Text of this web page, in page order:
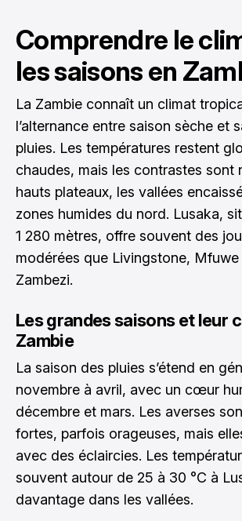
Comprendre le
les saisons en
La Zambie connaît un climat
l’alternance entre saison sèche et
pluies. Les températures restent
chaudes, mais les contrastes sont
hauts plateaux, les vallées
zones humides du nord. Lusaka,
1 280 mètres, offre souvent des
modérées que Livingstone,
Zambezi.
Les grandes saisons et leur
Zambie
La saison des pluies s’étend en
novembre à avril, avec un cœur
décembre et mars. Les averses
fortes, parfois orageuses, mais
avec des éclaircies. Les
souvent autour de 25 à 30 °C à
davantage dans les vallées.